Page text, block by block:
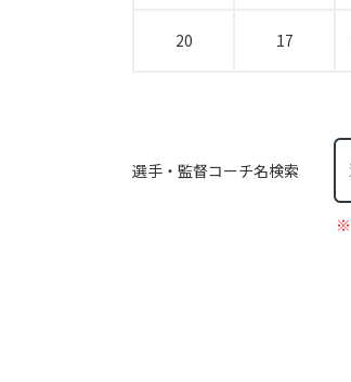
20 17
選手・監督コーチ名検索
※